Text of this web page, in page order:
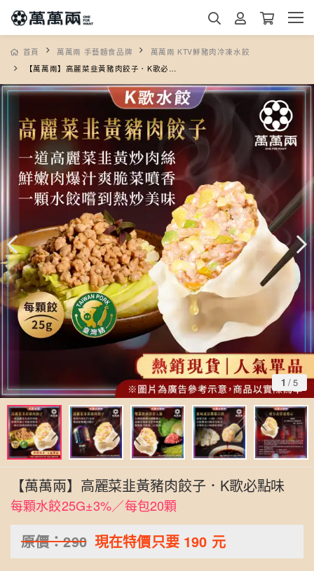
首頁 萬萬兩 手藝麵食品牌
萬萬兩 KTV鮮豬肉冷凍水餃
【萬萬兩】高麗菜韭黃豬肉餃子．K歌必點味
1 /5
【萬萬兩】高麗菜韭黃豬肉餃子．K歌必點味
每顆水餃25G±3%／每包20顆
原價：290 現在特價只要 190 元